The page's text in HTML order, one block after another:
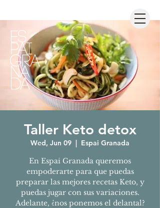
Taller Keto detox
Wed, Jun 09
  |
Espai Granada
En Espai Granada queremos
empoderarte para que puedas
preparar las mejores recetas Keto, y
puedas jugar con sus variaciones.
Adelante, ¿nos ponemos el delantal?